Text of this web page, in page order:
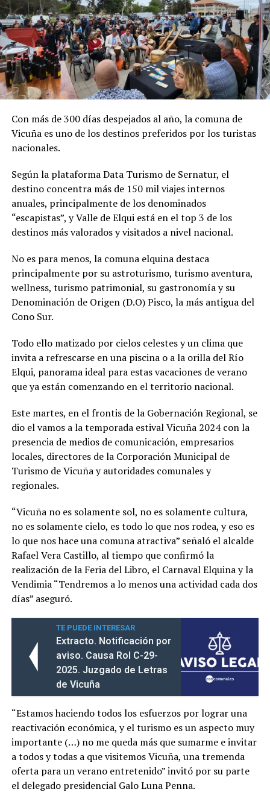
Con más de 300 días despejados al año, la comuna de
Vicuña es uno de los destinos preferidos por los turistas
nacionales.
Según la plataforma Data Turismo de Sernatur, el
destino concentra más de 150 mil viajes internos
anuales, principalmente de los denominados
“escapistas”, y Valle de Elqui está en el top 3 de los
destinos más valorados y visitados a nivel nacional.
No es para menos, la comuna elquina destaca
principalmente por su astroturismo, turismo aventura,
wellness, turismo patrimonial, su gastronomía y su
Denominación de Origen (D.O) Pisco, la más antigua del
Cono Sur.
Todo ello matizado por cielos celestes y un clima que
invita a refrescarse en una piscina o a la orilla del Río
Elqui, panorama ideal para estas vacaciones de verano
que ya están comenzando en el territorio nacional.
Este martes, en el frontis de la Gobernación Regional, se
dio el vamos a la temporada estival Vicuña 2024 con la
presencia de medios de comunicación, empresarios
locales, directores de la Corporación Municipal de
Turismo de Vicuña y autoridades comunales y
regionales.
“Vicuña no es solamente sol, no es solamente cultura,
no es solamente cielo, es todo lo que nos rodea, y eso es
lo que nos hace una comuna atractiva” señaló el alcalde
Rafael Vera Castillo, al tiempo que confirmó la
realización de la Feria del Libro, el Carnaval Elquina y la
Vendimia “Tendremos a lo menos una actividad cada dos
días” aseguró.
TE PUEDE INTERESAR
Extracto. Notificación por
aviso. Causa Rol C-29-
2025. Juzgado de Letras
de Vicuña
“Estamos haciendo todos los esfuerzos por lograr una
reactivación económica, y el turismo es un aspecto muy
importante (…) no me queda más que sumarme e invitar
a todos y todas a que visitemos Vicuña, una tremenda
oferta para un verano entretenido” invitó por su parte
el delegado presidencial Galo Luna Penna.